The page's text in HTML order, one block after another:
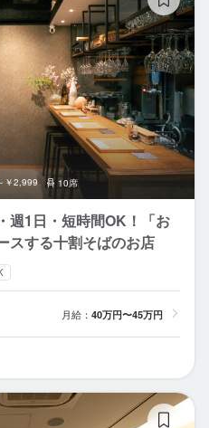
￥2,999 10席
週1日・短時間OK！「お
スする十割そばのお店
月給： 40万円〜45万円